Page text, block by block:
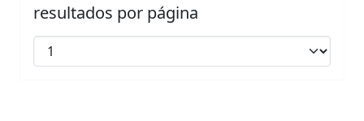
resultados por página